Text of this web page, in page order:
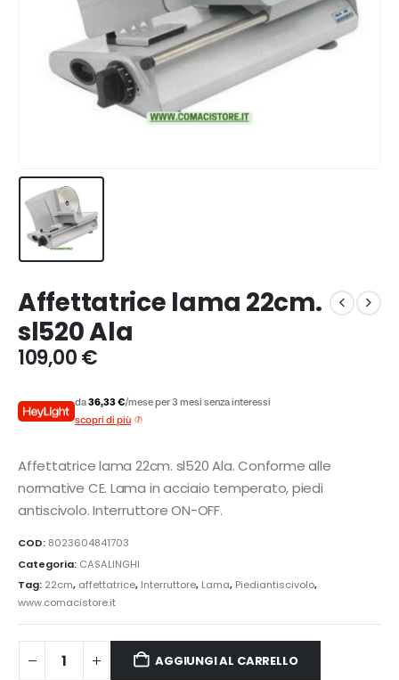
Affettatrice lama 22cm.
sl520 Ala
109,00€
da36,33 €/mese per 3 mesi senza interessi
scopri di più
Affettatrice lama 22cm. sl520 Ala. Conforme alle
normative CE. Lama in acciaio temperato, piedi
antiscivolo. Interruttore ON-OFF.
COD: 8023604841703
Categoria: CASALINGHI
Tag: 22cm, affettatrice, Interruttore, Lama, Piediantiscivolo,
www.comacistore.it
AGGIUNGI AL CARRELLO